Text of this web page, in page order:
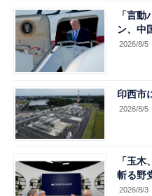
「言
ン、中
2026/8/5
印西市
2026/8/5
「玉
斬る野
2026/8/3